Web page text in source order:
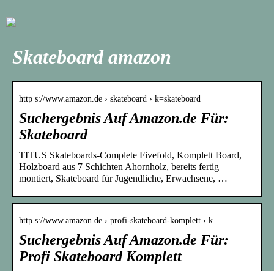
Skateboard amazon
http s://www.amazon.de › skateboard › k=skateboard
Suchergebnis Auf Amazon.de Für:
Skateboard
TITUS Skateboards-Complete Fivefold, Komplett Board,
Holzboard aus 7 Schichten Ahornholz, bereits fertig
montiert, Skateboard für Jugendliche, Erwachsene, …
http s://www.amazon.de › profi-skateboard-komplett › k…
Suchergebnis Auf Amazon.de Für:
Profi Skateboard Komplett